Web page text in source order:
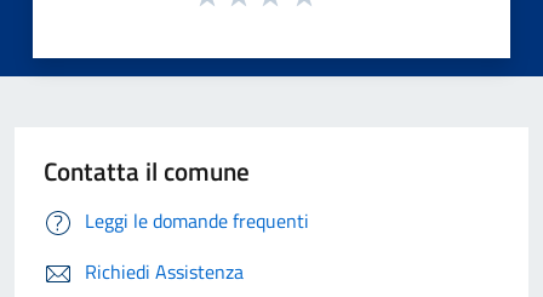
Contatta il comune
Leggi le domande frequenti
Richiedi Assistenza